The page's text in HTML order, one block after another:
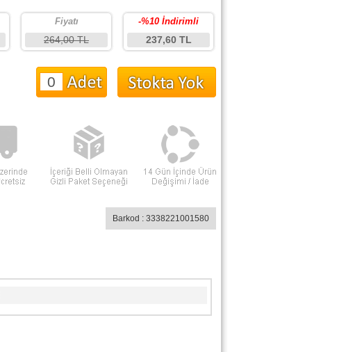
-%10 İndirimli
237,60 TL
Fiyatı
264,00 TL
Barkod : 3338221001580